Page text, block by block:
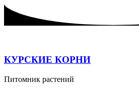
Перейти
содержимому
КУРСКИЕ КОРНИ
Питомник растений